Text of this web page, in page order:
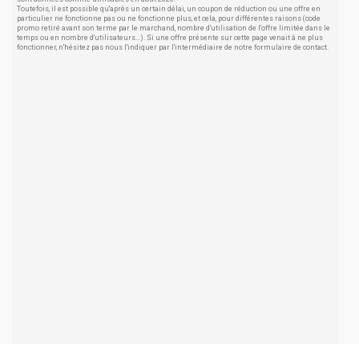
Toutefois, il est possible qu'après un certain délai, un coupon de réduction ou une offre en
particulier ne fonctionne pas ou ne fonctionne plus, et cela, pour différentes raisons (code
promo retiré avant son terme par le marchand, nombre d'utilisation de l'offre limitée dans le
temps ou en nombre d'utilisateurs...). Si une offre présente sur cette page venait à ne plus
fonctionner, n'hésitez pas nous l'indiquer par l'intermédiaire de notre formulaire de contact.